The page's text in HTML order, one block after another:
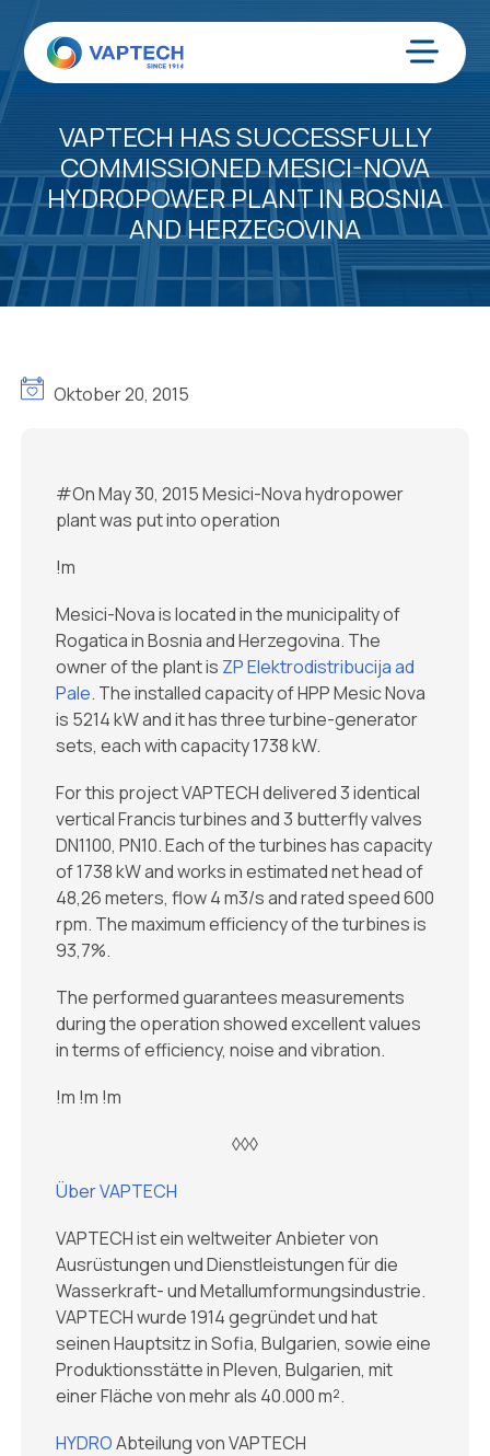
Inhalt
springen
Menü
VAPTECH HAS SUCCESSFULLY
COMMISSIONED MESICI-NOVA
HYDROPOWER PLANT IN BOSNIA
AND HERZEGOVINA
Oktober 20, 2015
#On May 30, 2015 Mesici-Nova hydropower
plant was put into operation
!m
Mesici-Nova is located in the municipality of
Rogatica in Bosnia and Herzegovina. The
owner of the plant is ZP Elektrodistribucija ad
Pale. The installed capacity of HPP Mesic Nova
is 5214 kW and it has three turbine-generator
sets, each with capacity 1738 kW.
For this project VAPTECH delivered 3 identical
vertical Francis turbines and 3 butterfly valves
DN1100, PN10. Each of the turbines has capacity
of 1738 kW and works in estimated net head of
48,26 meters, flow 4 m3/s and rated speed 600
rpm. The maximum efficiency of the turbines is
93,7%.
The performed guarantees measurements
during the operation showed excellent values
in terms of efficiency, noise and vibration.
!m !m !m
◊◊◊
Über VAPTECH
VAPTECH ist ein weltweiter Anbieter von
Ausrüstungen und Dienstleistungen für die
Wasserkraft- und Metallumformungsindustrie.
VAPTECH wurde 1914 gegründet und hat
seinen Hauptsitz in Sofia, Bulgarien, sowie eine
Produktionsstätte in Pleven, Bulgarien, mit
einer Fläche von mehr als 40.000 m².
HYDROAbteilung von VAPTECH